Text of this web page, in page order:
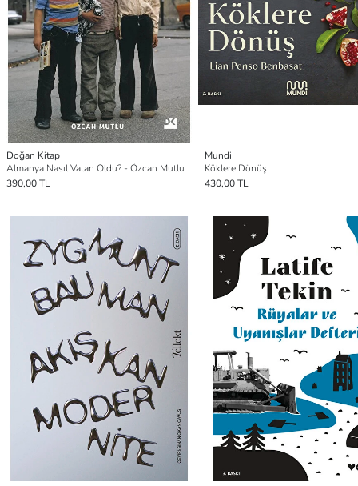
Doğan Kitap
Almanya Nasıl Vatan Oldu? - Özcan Mutlu
390,00 TL
Mundi
Köklere Dönüş
430,00 TL